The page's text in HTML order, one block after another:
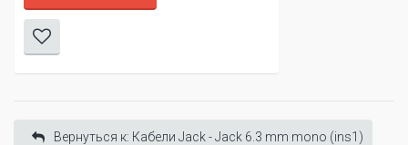
Вернуться к: Кабели Jack - Jack 6.3 mm mono (ins1)